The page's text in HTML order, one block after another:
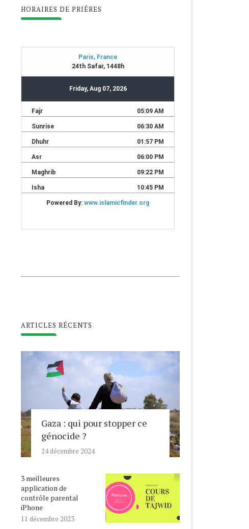
HORAIRES DE PRIÊRES
ARTICLES RÉCENTS
Gaza : qui pour stopper ce
génocide ?
24 décembre 2024
3 meilleures
application de
contrôle parental
iPhone
11 décembre 2023